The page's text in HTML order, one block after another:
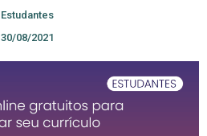
Estudantes
30/08/2021